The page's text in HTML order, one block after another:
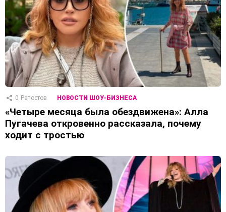
0 Репостов НОВОСТИ ШОУ-БИЗНЕСА
«Четыре месяца была обездвижена»: Алла
Пугачева откровенно рассказала, почему
ходит с тростью